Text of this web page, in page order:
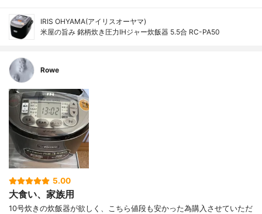
IRIS OHYAMA(アイリスオーヤマ)
米屋の旨み 銘柄炊き圧力IHジャー炊飯器 5.5合 RC-PA50
Rowe
5.00
大食い、家族用
10号炊きの炊飯器が欲しく、こちら値段も安かった為購入させていただ